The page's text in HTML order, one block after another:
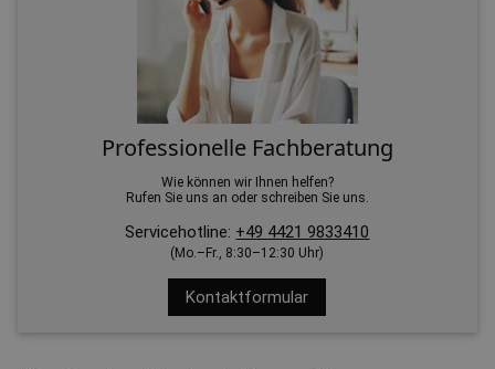
Professionelle Fachberatung
Wie können wir Ihnen helfen?
Rufen Sie uns an oder schreiben Sie uns.
Servicehotline: +49 4421 9833410
(Mo.–Fr., 8:30–12:30 Uhr)
Kontaktformular